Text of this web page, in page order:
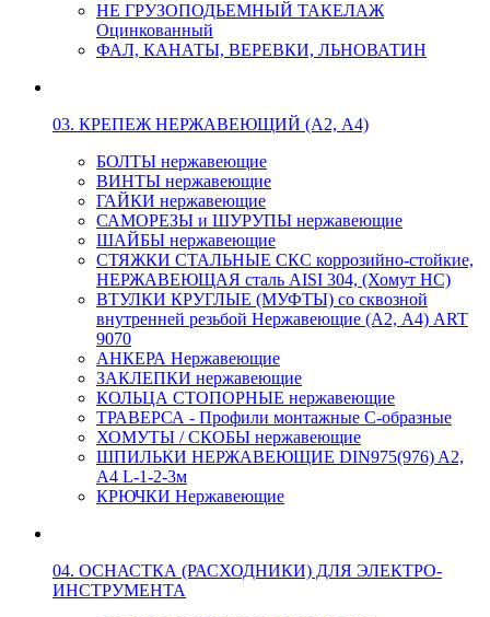
НЕ ГРУЗОПОДЬЕМНЫЙ ТАКЕЛАЖ
Оцинкованный
ФАЛ, КАНАТЫ, ВЕРЕВКИ, ЛЬНОВАТИН
03. КРЕПЕЖ НЕРЖАВЕЮЩИЙ (А2, А4)
БОЛТЫ нержавеющие
ВИНТЫ нержавеющие
ГАЙКИ нержавеющие
САМОРЕЗЫ и ШУРУПЫ нержавеющие
ШАЙБЫ нержавеющие
СТЯЖКИ СТАЛЬНЫЕ СКС коррозийно-стойкие,
НЕРЖАВЕЮЩАЯ сталь AISI 304, (Хомут НС)
ВТУЛКИ КРУГЛЫЕ (МУФТЫ) со сквозной
внутренней резьбой Нержавеющие (А2, А4) ART
9070
АНКЕРА Нержавеющие
ЗАКЛЕПКИ нержавеющие
КОЛЬЦА СТОПОРНЫЕ нержавеющие
ТРАВЕРСА - Профили монтажные С-образные
ХОМУТЫ / СКОБЫ нержавеющие
ШПИЛЬКИ НЕРЖАВЕЮЩИЕ DIN975(976) A2,
А4 L-1-2-3м
КРЮЧКИ Нержавеющие
04. ОСНАСТКА (РАСХОДНИКИ) ДЛЯ ЭЛЕКТРО-
ИНСТРУМЕНТА